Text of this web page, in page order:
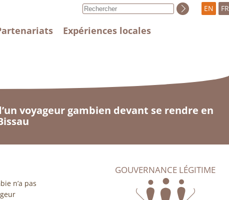
Expériences locales
EN FR
voyageur gambien devant se rendre en
n’a pas
GOUVERNANCE LÉGITIME